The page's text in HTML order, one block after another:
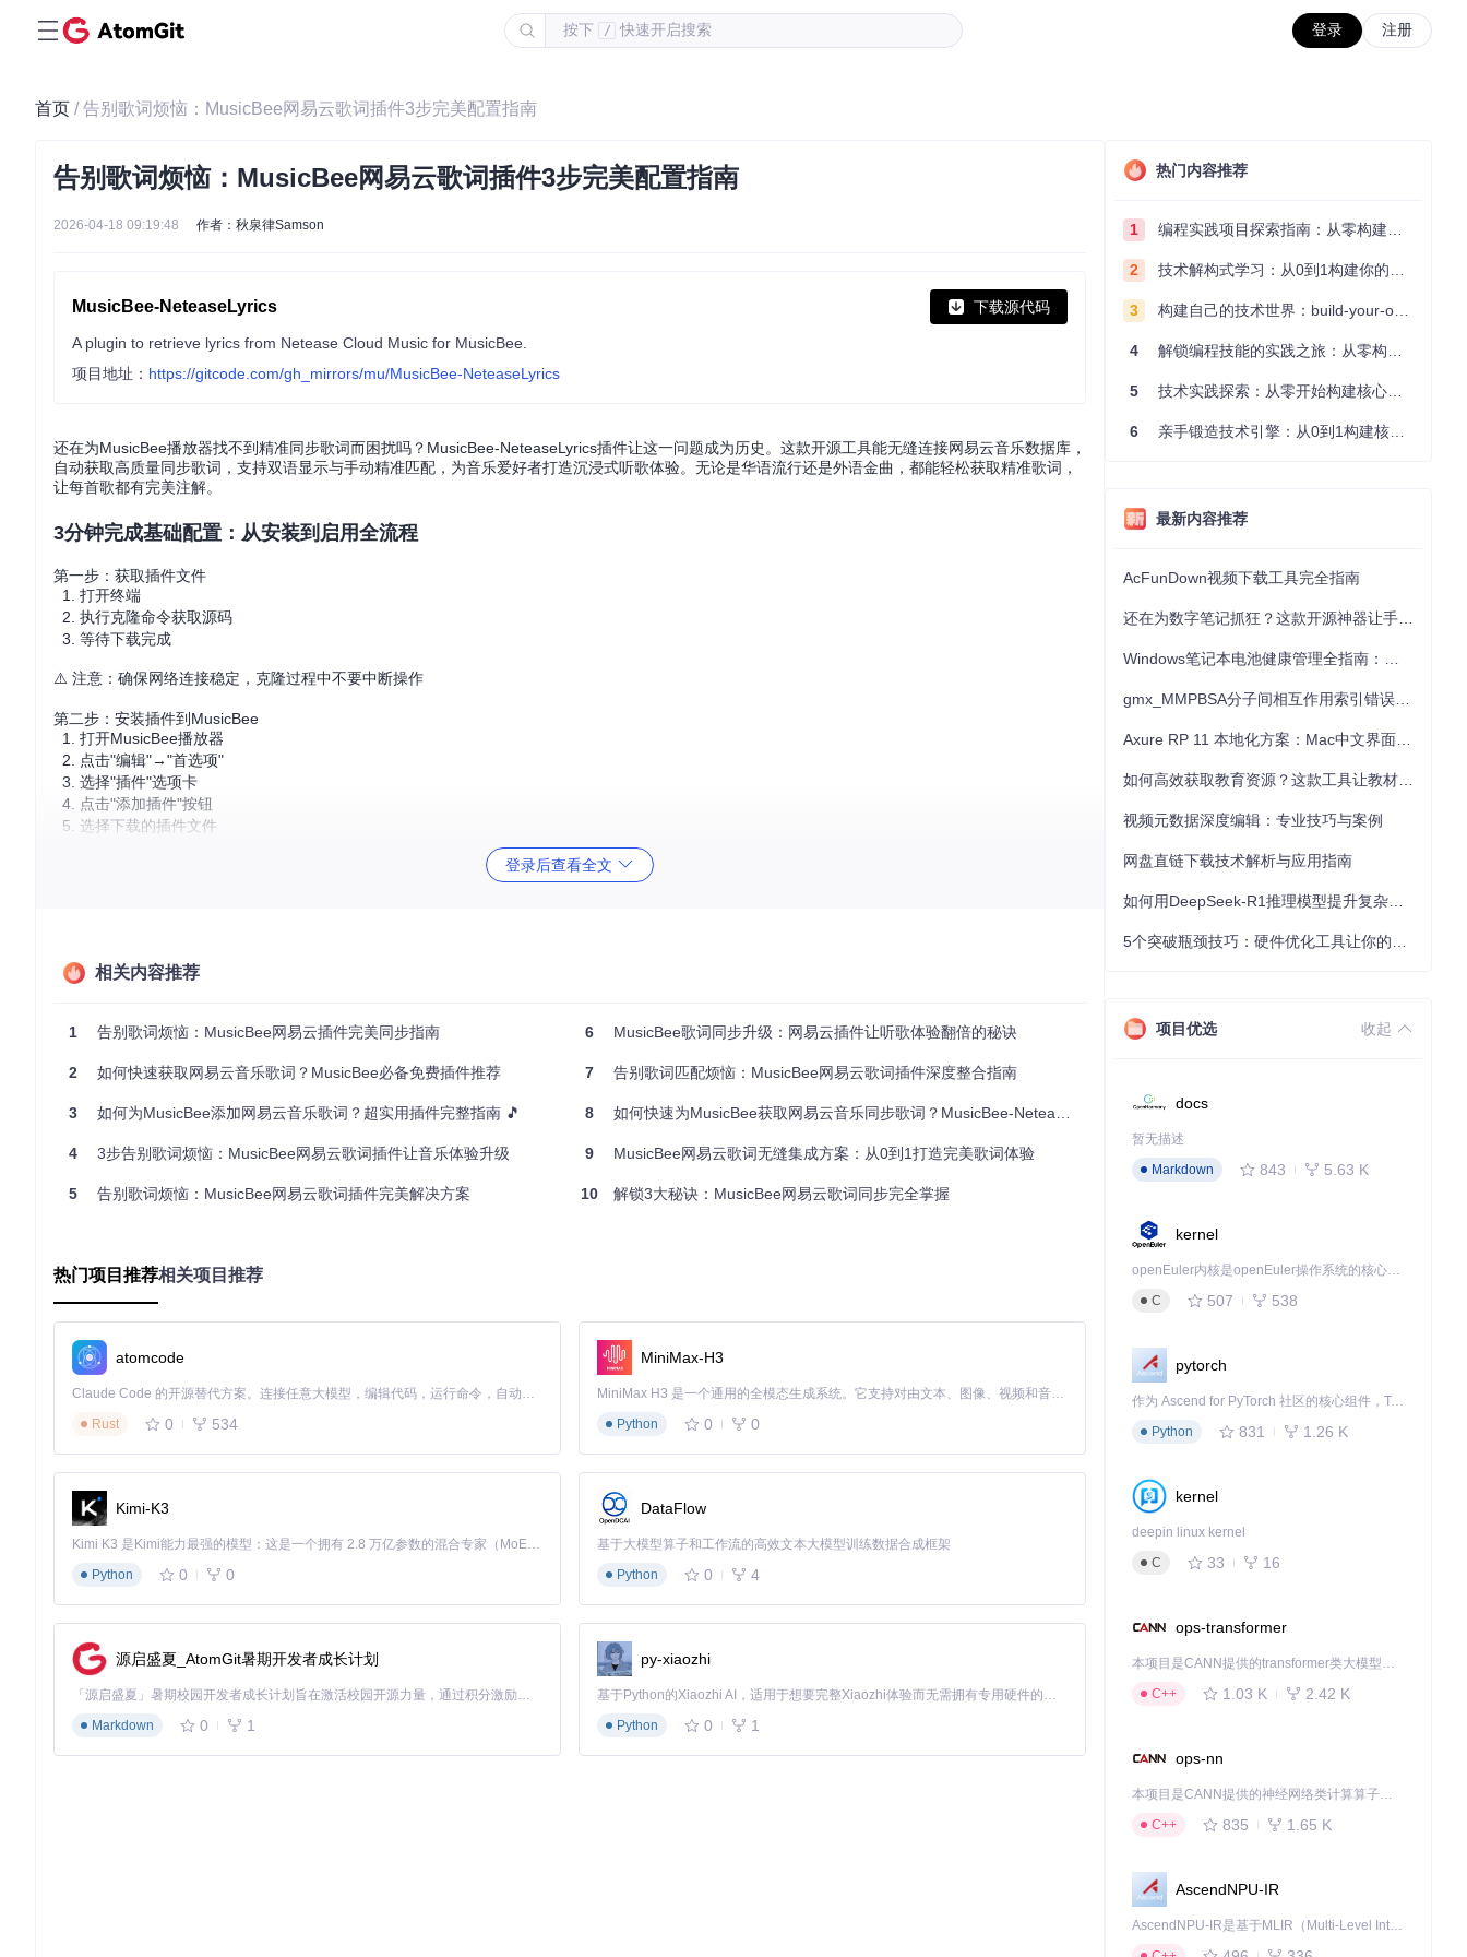
按下 / 快速开启搜索 登录 注册
首页 / 告别歌词烦恼：MusicBee网易云歌词插件3步完美配置指南
告别歌词烦恼：MusicBee网易云歌词插件3步完美配置指南
2026-04-18 09:19:48 作者：秋泉律Samson
MusicBee-NeteaseLyrics 下载源代码
A plugin to retrieve lyrics from Netease Cloud Music for MusicBee.
项目地址： https://gitcode.com/gh_mirrors/mu/MusicBee-NeteaseLyrics
还在为MusicBee播放器找不到精准同步歌词而困扰吗？MusicBee-NeteaseLyrics插件让这一问题成为历史。这款开源工具能无缝连接网易云音乐数据库，
自动获取高质量同步歌词，支持双语显示与手动精准匹配，为音乐爱好者打造沉浸式听歌体验。无论是华语流行还是外语金曲，都能轻松获取精准歌词，
让每首歌都有完美注解。
3分钟完成基础配置：从安装到启用全流程
第一步：获取插件文件
打开终端
执行克隆命令获取源码
等待下载完成
⚠️ 注意：确保网络连接稳定，克隆过程中不要中断操作
第二步：安装插件到MusicBee
打开MusicBee播放器
点击"编辑"→"首选项"
选择"插件"选项卡
点击"添加插件"按钮
选择下载的插件文件
双语歌词自动合并功能
插件会智能识别歌词中的翻译内容，自动将原文与翻译合并为"原文/翻译"格式。这一功能特别适合外语歌曲爱好者，无需切换即可同时欣赏原版歌词与中
当自动匹配不够准确时，可通过以下方式手动指定：
打开歌曲属性编辑界面
保存后重新加载歌词
翻译显示个性化设置
进入插件配置面板
勾选或取消"合并歌词翻译"选项
调整字体大小与颜色
应用设置并预览效果
启用双语歌词功能，边听歌边学习外语。建议：
调整歌词字体至清晰易读
使用自定义标签标记学习进度
演唱会模式设置
打造沉浸式听歌体验：
关闭翻译显示
增大歌词字体
启用全屏歌词显示
登录后查看全文
相关内容推荐
1 告别歌词烦恼：MusicBee网易云插件完美同步指南
2 如何快速获取网易云音乐歌词？MusicBee必备免费插件推荐
3 如何为MusicBee添加网易云音乐歌词？超实用插件完整指南 🎵
4 3步告别歌词烦恼：MusicBee网易云歌词插件让音乐体验升级
5 告别歌词烦恼：MusicBee网易云歌词插件完美解决方案
6 MusicBee歌词同步升级：网易云插件让听歌体验翻倍的秘诀
7 告别歌词匹配烦恼：MusicBee网易云歌词插件深度整合指南
8 如何快速为MusicBee获取网易云音乐同步歌词？MusicBee-NeteaseLyrics插件完整指南
9 MusicBee网易云歌词无缝集成方案：从0到1打造完美歌词体验
10 解锁3大秘诀：MusicBee网易云歌词同步完全掌握
热门项目推荐相关项目推荐
atomcode
Claude Code 的开源替代方案。连接任意大模型，编辑代码，运行命令，自动验证 — 全自动执行。用 Rust 构建，极致性能。 ｜ An open-source alternative to Claude Code. Connect any LLM, edit code, run commands, and verify changes — autonomously. Built in Rust for speed. Get Started
Rust
0 534
MiniMax-H3
MiniMax H3 是一个通用的全模态生成系统。它支持对由文本、图像、视频和音频组成的多模态上下文进行统一理解，并能生成分辨率高达 2K、时长可达 15 秒的带原生立体声音频的视频。得益于面向任务泛化的系统设计，H3 在预训练阶段就已具备广泛的多模态上下文理解与生成能力，能够出色地执行复杂的多模态指令。
Python
0 0
Kimi-K3
Kimi K3 是Kimi能力最强的模型：这是一个拥有 2.8 万亿参数的混合专家（MoE）模型，具备原生视觉理解能力，并支持 100 万 token 的上下文窗口。
Python
0 0
DataFlow
基于大模型算子和工作流的高效文本大模型训练数据合成框架
Python
0 4
源启盛夏_AtomGit暑期开发者成长计划
「源启盛夏」暑期校园开发者成长计划旨在激活校园开源力量，通过积分激励、认证扶持、资源倾斜等形式，引导高校组织和开发者完成「入驻 — 建项目 — 做贡献 — 获认证 — 得资源」的完整闭环。无论你是想带领社团入驻平台的组织者，还是希望用代码贡献证明自己的开发者，都能在这里找到属于你的成长路径。
Markdown
0 1
py-xiaozhi
基于Python的Xiaozhi AI，适用于想要完整Xiaozhi体验而无需拥有专用硬件的用户。
Python
0 1
热门内容推荐
1 编程实践项目探索指南：从零构建技术能力体系
2 技术解构式学习：从0到1构建你的编程知识体系
3 构建自己的技术世界：build-your-own-x项目的实践探索指南
4 解锁编程技能的实践之旅：从零构建你的技术世界
5 技术实践探索：从零开始构建核心系统的实践指南
6 亲手锻造技术引擎：从0到1构建核心系统的实践指南
最新内容推荐
AcFunDown视频下载工具完全指南
视频元数据深度编辑：专业技巧与案例
网盘直链下载技术解析与应用指南
项目优选 收起
docs
暂无描述
Markdown
843 5.63 K
kernel
openEuler内核是openEuler操作系统的核心，既是系统性能与稳定性的基石，也是连接处理器、设备与服务的桥梁。
C
507 538
pytorch
作为 Ascend for PyTorch 社区的核心组件，TorchNPU 是昇腾专为 PyTorch 打造的深度学习适配插件，使 PyTorch 框架能够直接调用昇腾 NPU，为开发者提供昇腾 AI 处理器的超强算力。
Python
831 1.26 K
kernel
deepin linux kernel
C
33 16
ops-transformer
本项目是CANN提供的transformer类大模型算子库，实现网络在NPU上加速计算。
C++
1.03 K 2.42 K
ops-nn
本项目是CANN提供的神经网络类计算算子库，实现网络在NPU上加速计算。
C++
835 1.65 K
AscendNPU-IR
AscendNPU-IR是基于MLIR（Multi-Level Intermediate Representation）构建的，面向昇腾亲和算子编译时使用的中间表示，提供昇腾完备表达能力，通过编译优化提升昇腾AI处理器计算效率，支持通过生态框架使能昇腾AI处理器与深度调优